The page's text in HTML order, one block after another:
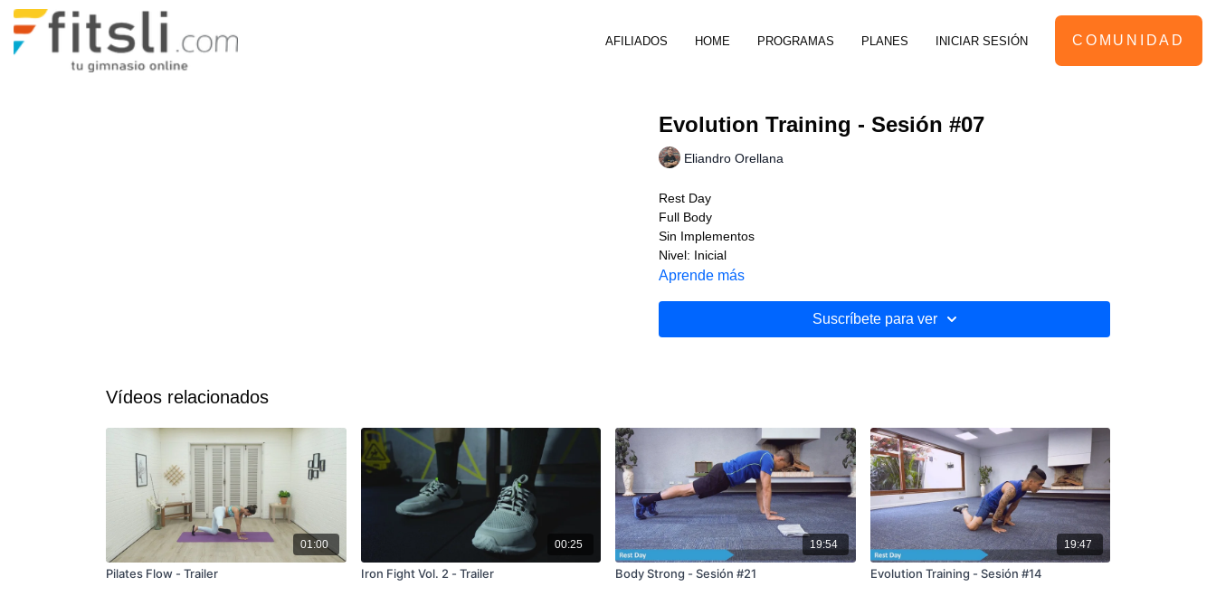
AFILIADOS HOME PROGRAMAS PLANES INICIAR SESIÓN COMUNIDAD
Evolution Training - Sesión #07
Eliandro Orellana
Rest Day
Full Body
Sin Implementos
Nivel: Inicial
Aprende más
Suscríbete para ver
Vídeos relacionados
01:00
Pilates Flow - Trailer
00:25
Iron Fight Vol. 2 - Trailer
19:54
Body Strong - Sesión #21
19:47
Evolution Training - Sesión #14